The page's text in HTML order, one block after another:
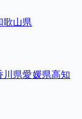
歌山県
川県愛媛県高知